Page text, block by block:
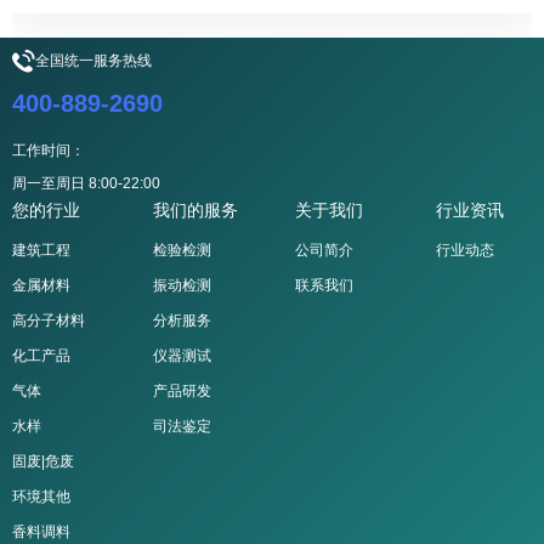
全国统一服务热线
400-889-2690
工作时间：
周一至周日 8:00-22:00
您的行业
建筑工程
金属材料
高分子材料
化工产品
气体
水样
固废|危废
环境其他
香料调料
我们的服务
检验检测
振动检测
分析服务
仪器测试
产品研发
司法鉴定
关于我们
公司简介
联系我们
行业资讯
行业动态